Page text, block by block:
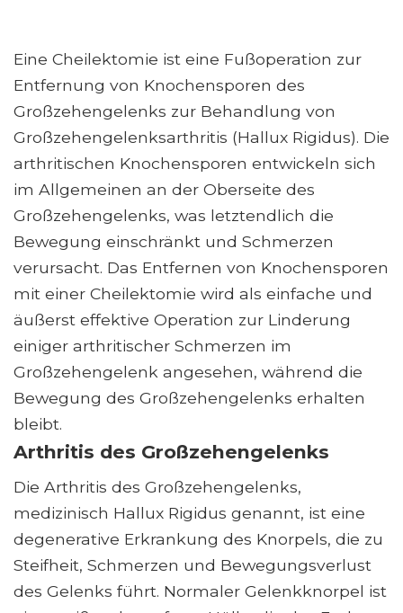
Eine Cheilektomie ist eine Fußoperation zur
Entfernung von Knochensporen des
Großzehengelenks zur Behandlung von
Großzehengelenksarthritis (Hallux Rigidus). Die
arthritischen Knochensporen entwickeln sich
im Allgemeinen an der Oberseite des
Großzehengelenks, was letztendlich die
Bewegung einschränkt und Schmerzen
verursacht. Das Entfernen von Knochensporen
mit einer Cheilektomie wird als einfache und
äußerst effektive Operation zur Linderung
einiger arthritischer Schmerzen im
Großzehengelenk angesehen, während die
Bewegung des Großzehengelenks erhalten
bleibt.
Arthritis des Großzehengelenks
Die Arthritis des Großzehengelenks,
medizinisch Hallux Rigidus genannt, ist eine
degenerative Erkrankung des Knorpels, die zu
Steifheit, Schmerzen und Bewegungsverlust
des Gelenks führt. Normaler Gelenkknorpel ist